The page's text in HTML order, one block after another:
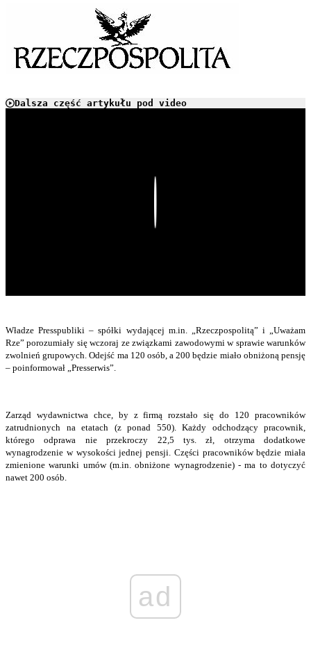
Dalsza część artykułu pod video
Władze Presspubliki – spółki wydającej m.in. „Rzeczpospolitą” i „Uważam
Rze” porozumiały się wczoraj ze związkami zawodowymi w sprawie warunków
zwolnień grupowych. Odejść ma 120 osób, a 200 będzie miało obniżoną pensję
– poinformował „Presserwis”.
Zarząd wydawnictwa chce, by z firmą rozstało się do 120 pracowników
zatrudnionych na etatach (z ponad 550). Każdy odchodzący pracownik,
którego odprawa nie przekroczy 22,5 tys. zł, otrzyma dodatkowe
wynagrodzenie w wysokości jednej pensji. Części pracowników będzie miała
zmienione warunki umów (m.in. obniżone wynagrodzenie) - ma to dotyczyć
nawet 200 osób.
ad